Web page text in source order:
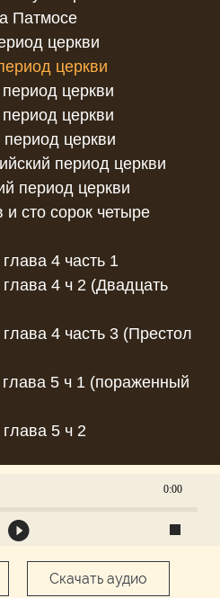
Патмосе
церкви
церкви
церкви
церкви
церкви
период церкви
период церкви
сто сорок четыре
4 часть 1
4 ч 2 (Двадцать
4 часть 3 (Престол
5 ч 1 (пораженный
5 ч 2
0:00
Скачать аудио